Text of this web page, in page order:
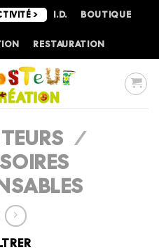
> I.D. BOUTIQUE
RESTAURATION
/